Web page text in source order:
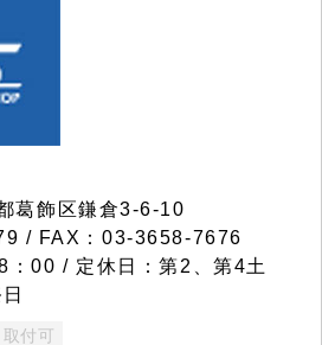
葛飾区鎌倉3-6-10
/ FAX：03-3658-7676
：00 / 定休日：第2、第4土
付可